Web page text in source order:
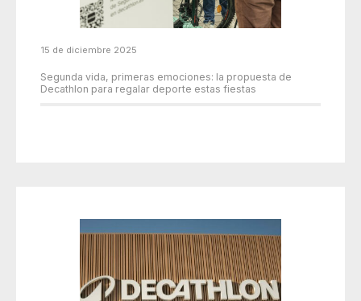
15 de diciembre 2025
Segunda vida, primeras emociones: la propuesta de
Decathlon para regalar deporte estas fiestas